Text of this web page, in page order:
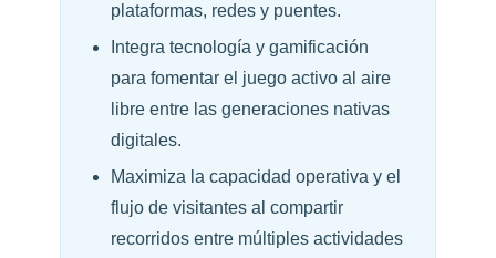
plataformas, redes y puentes.
Integra tecnología y gamificación
para fomentar el juego activo al aire
libre entre las generaciones nativas
digitales.
Maximiza la capacidad operativa y el
flujo de visitantes al compartir
recorridos entre múltiples actividades